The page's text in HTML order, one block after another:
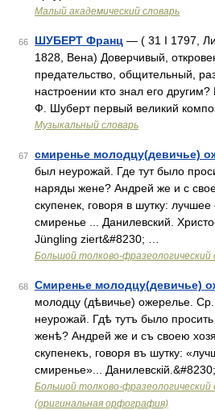
Малый академический словарь
66 ШУБЕРТ Франц — ( 31 I 1797,
1828, Вена) Доверчивый,
предательство, общительный,
настроении кто знал его
Ф. Шуберт первый великий
Музыкальный словарь
67 смиренье молодцу(девичье)
был неурожай. Где тут было
наряды жене? Андрей же и с
скупенек, говоря в шутку:
смиренье ... Данилевский.
Jüngling ziert&#8230; …
Большой толково-фразеологический
68 Смиренье молодцу(девичье)
молодцу (дѣвичье) ожерелье.
неурожай. Гдѣ тутъ было
женѣ? Андрей же и съ своею
скупенекъ, говоря въ шутку:
смиренье»...
Большой толково-фразеологический
(оригинальная орфография)